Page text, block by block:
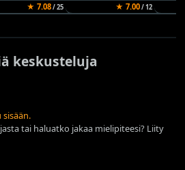
★ 7.08/ 25 ★ 7.00/ 12
keskusteluja
tai haluatko jakaa mielipiteesi? Liity